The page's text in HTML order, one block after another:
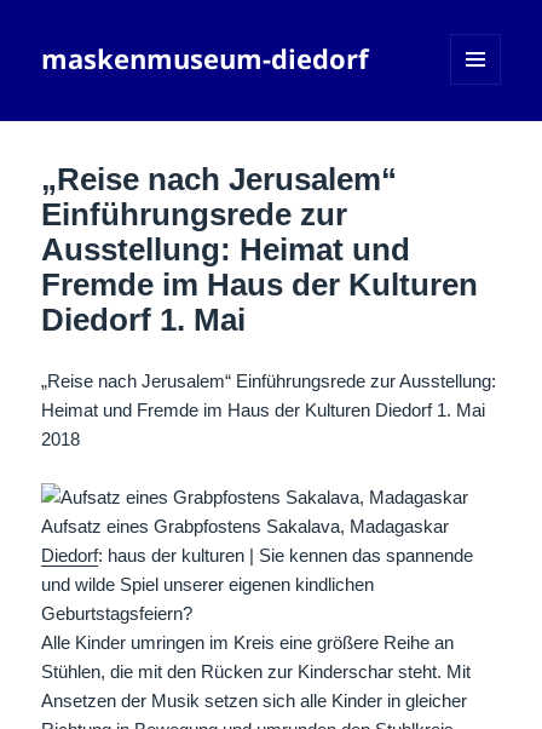
maskenmuseum-diedorf
„Reise nach Jerusalem“
Einführungsrede zur
Ausstellung: Heimat und
Fremde im Haus der Kulturen
Diedorf 1. Mai
„Reise nach Jerusalem“ Einführungsrede zur Ausstellung:
Heimat und Fremde im Haus der Kulturen Diedorf 1. Mai
2018
Aufsatz eines Grabpfostens Sakalava, Madagaskar
Diedorf: haus der kulturen | Sie kennen das spannende
und wilde Spiel unserer eigenen kindlichen
Geburtstagsfeiern?
Alle Kinder umringen im Kreis eine größere Reihe an
Stühlen, die mit den Rücken zur Kinderschar steht. Mit
Ansetzen der Musik setzen sich alle Kinder in gleicher